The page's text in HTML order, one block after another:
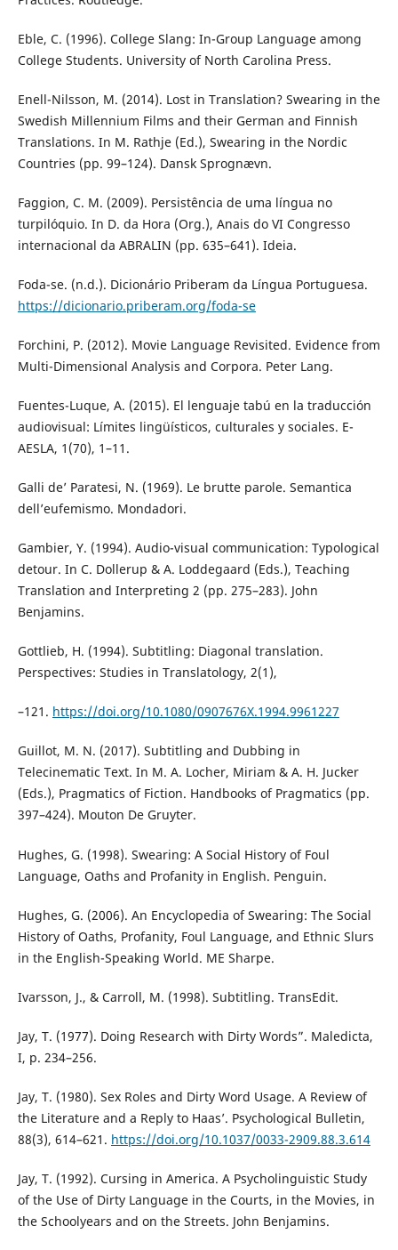
Eble, C. (1996). College Slang: In-Group Language among
College Students. University of North Carolina Press.
Enell-Nilsson, M. (2014). Lost in Translation? Swearing in the
Swedish Millennium Films and their German and Finnish
Translations. In M. Rathje (Ed.), Swearing in the Nordic
Countries (pp. 99–124). Dansk Sprognævn.
Faggion, C. M. (2009). Persistência de uma língua no
turpilóquio. In D. da Hora (Org.), Anais do VI Congresso
internacional da ABRALIN (pp. 635–641). Ideia.
Foda-se. (n.d.). Dicionário Priberam da Língua Portuguesa.
https://dicionario.priberam.org/foda-se
Forchini, P. (2012). Movie Language Revisited. Evidence from
Multi-Dimensional Analysis and Corpora. Peter Lang.
Fuentes-Luque, A. (2015). El lenguaje tabú en la traducción
audiovisual: Límites lingüísticos, culturales y sociales. E-
AESLA, 1(70), 1–11.
Galli de’ Paratesi, N. (1969). Le brutte parole. Semantica
dell’eufemismo. Mondadori.
Gambier, Y. (1994). Audio-visual communication: Typological
detour. In C. Dollerup & A. Loddegaard (Eds.), Teaching
Translation and Interpreting 2 (pp. 275–283). John
Benjamins.
Gottlieb, H. (1994). Subtitling: Diagonal translation.
Perspectives: Studies in Translatology, 2(1),
–121. https://doi.org/10.1080/0907676X.1994.9961227
Guillot, M. N. (2017). Subtitling and Dubbing in
Telecinematic Text. In M. A. Locher, Miriam & A. H. Jucker
(Eds.), Pragmatics of Fiction. Handbooks of Pragmatics (pp.
397–424). Mouton De Gruyter.
Hughes, G. (1998). Swearing: A Social History of Foul
Language, Oaths and Profanity in English. Penguin.
Hughes, G. (2006). An Encyclopedia of Swearing: The Social
History of Oaths, Profanity, Foul Language, and Ethnic Slurs
in the English-Speaking World. ME Sharpe.
Ivarsson, J., & Carroll, M. (1998). Subtitling. TransEdit.
Jay, T. (1977). Doing Research with Dirty Words”. Maledicta,
I, p. 234–256.
Jay, T. (1980). Sex Roles and Dirty Word Usage. A Review of
the Literature and a Reply to Haas’. Psychological Bulletin,
88(3), 614–621. https://doi.org/10.1037/0033-2909.88.3.614
Jay, T. (1992). Cursing in America. A Psycholinguistic Study
of the Use of Dirty Language in the Courts, in the Movies, in
the Schoolyears and on the Streets. John Benjamins.